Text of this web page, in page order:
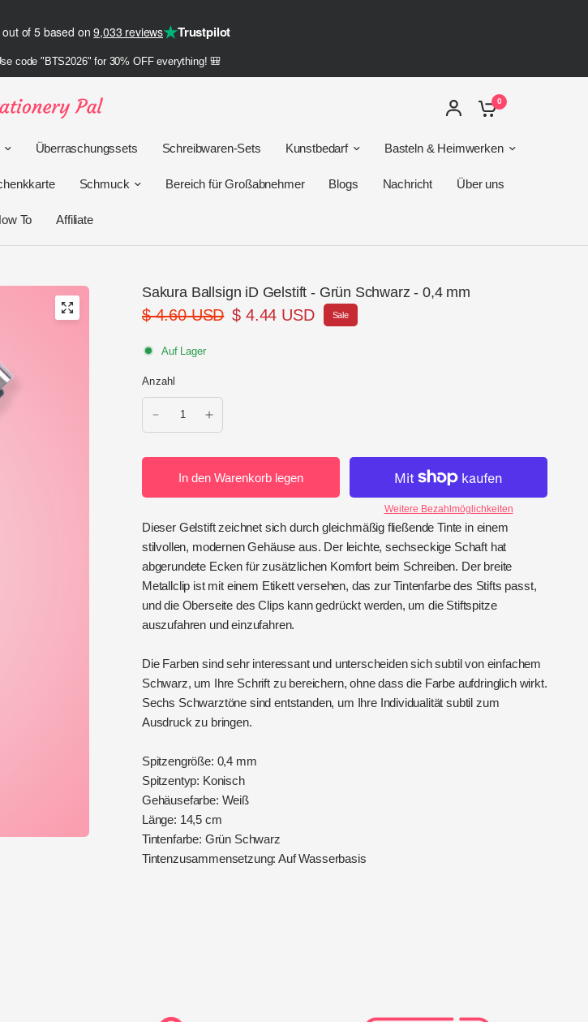
out of 5 based on9,033 reviews★Trustpilot
code "BTS2026" for 30% OFF everything! 🎒
0
Überraschungssets Schreibwaren-Sets Kunstbedarf Basteln & Heimwerken
Schmuck Bereich für Großabnehmer Blogs Nachricht Über uns
To Affiliate
Sakura Ballsign iD Gelstift - Grün Schwarz - 0,4 mm
$ 4.60 USD $ 4.44 USD Sale
Auf Lager
Anzahl
In den Warenkorb legen
Weitere Bezahlmöglichkeiten
Dieser Gelstift zeichnet sich durch gleichmäßig fließende Tinte in einem
stilvollen, modernen Gehäuse aus. Der leichte, sechseckige Schaft hat
abgerundete Ecken für zusätzlichen Komfort beim Schreiben. Der breite
Metallclip ist mit einem Etikett versehen, das zur Tintenfarbe des Stifts passt,
und die Oberseite des Clips kann gedrückt werden, um die Stiftspitze
auszufahren und einzufahren.
Die Farben sind sehr interessant und unterscheiden sich subtil von einfachem
Schwarz, um Ihre Schrift zu bereichern, ohne dass die Farbe aufdringlich wirkt.
Sechs Schwarztöne sind entstanden, um Ihre Individualität subtil zum
Ausdruck zu bringen.
Spitzengröße: 0,4 mm
Spitzentyp: Konisch
Gehäusefarbe: Weiß
Länge: 14,5 cm
Tintenfarbe: Grün Schwarz
Tintenzusammensetzung: Auf Wasserbasis